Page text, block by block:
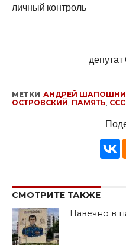
личный контроль
МЕТКИ АНДРЕЙ
ОСТРОВСКИЙ ПАМЯТЬ
СМОТРИТЕ ТАКЖЕ
Навечно в